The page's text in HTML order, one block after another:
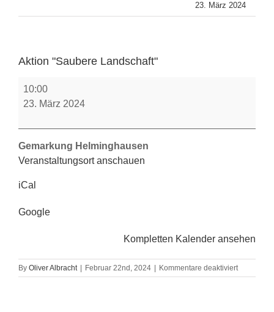
23. März 2024
Aktion "Saubere Landschaft"
Aktion
"Saubere
10:00
23. März 2024
Gemarkung Helminghausen
Veranstaltungsort anschauen
iCal
Google
Kompletten Kalender ansehen
By Oliver Albracht Februar 22nd, 2024 Kommentare deaktiviertfür
Aktion